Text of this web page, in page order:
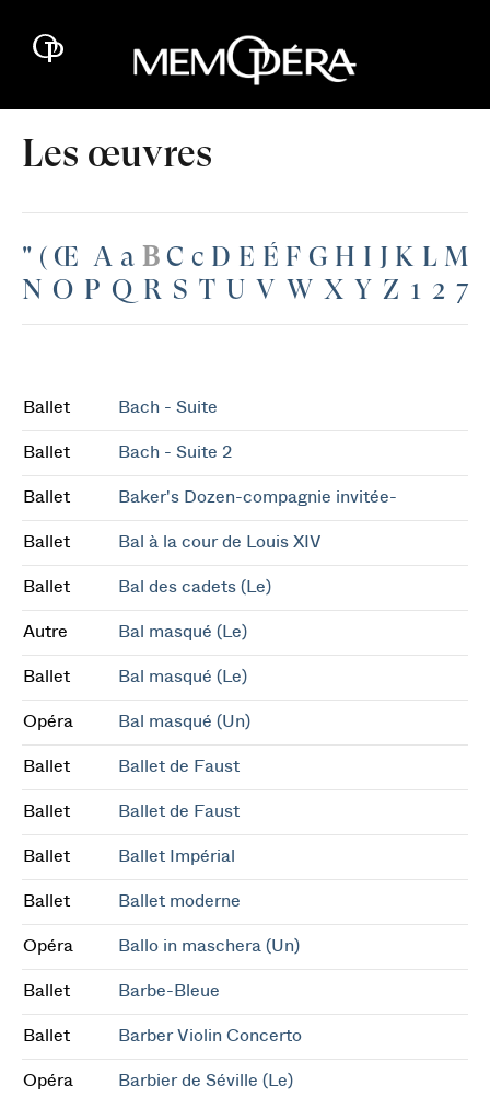
Les œuvres
" ( Œ A a B C c D E É F G H I J K L M
N O P Q R S T U V W X Y Z 1 2 7
Ballet Bach - Suite
Ballet Bach - Suite 2
Ballet Baker's Dozen-compagnie invitée-
Ballet Bal à la cour de Louis XIV
Ballet Bal des cadets (Le)
Autre Bal masqué (Le)
Ballet Bal masqué (Le)
Opéra Bal masqué (Un)
Ballet Ballet de Faust
Ballet Ballet de Faust
Ballet Ballet Impérial
Ballet Ballet moderne
Opéra Ballo in maschera (Un)
Ballet Barbe-Bleue
Ballet Barber Violin Concerto
Opéra Barbier de Séville (Le)